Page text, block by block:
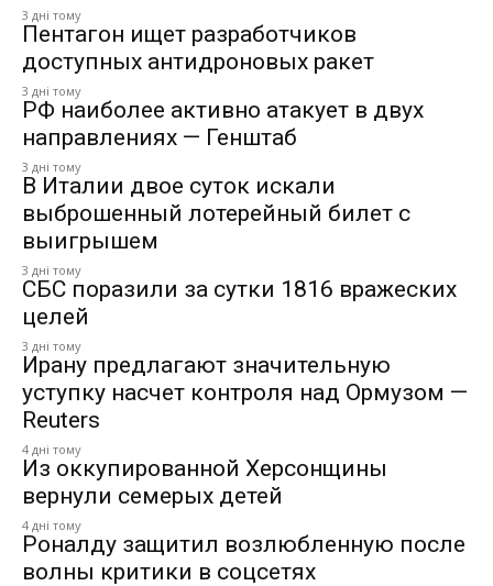
3 дні тому
Пентагон ищет разработчиков
доступных антидроновых ракет
3 дні тому
РФ наиболее активно атакует в двух
направлениях — Генштаб
3 дні тому
В Италии двое суток искали
выброшенный лотерейный билет с
выигрышем
3 дні тому
СБС поразили за сутки 1816 вражеских
целей
3 дні тому
Ирану предлагают значительную
уступку насчет контроля над Ормузом —
Reuters
4 дні тому
Из оккупированной Херсонщины
вернули семерых детей
4 дні тому
Роналду защитил возлюбленную после
волны критики в соцсетях